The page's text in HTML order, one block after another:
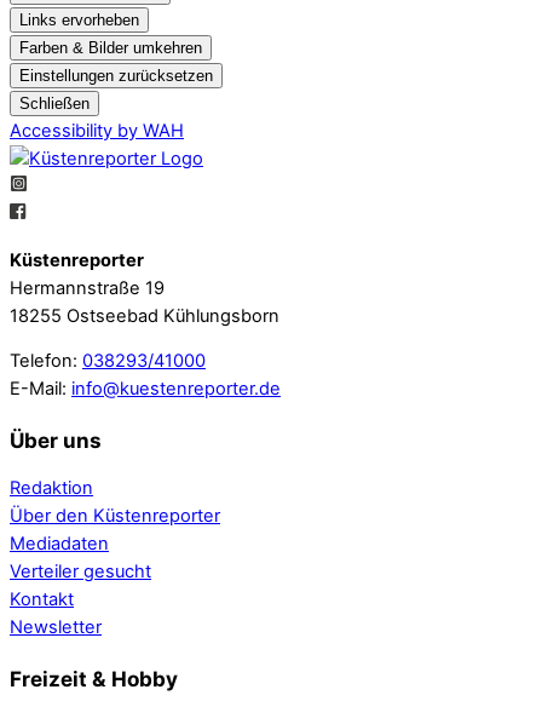
Links ervorheben
Farben & Bilder umkehren
Einstellungen zurücksetzen
Schließen
Accessibility by WAH
Küstenreporter
Hermannstraße 19
18255 Ostseebad Kühlungsborn
Telefon: 038293/41000
E-Mail: info@kuestenreporter.de
Über uns
Redaktion
Über den Küstenreporter
Mediadaten
Verteiler gesucht
Kontakt
Newsletter
Freizeit & Hobby